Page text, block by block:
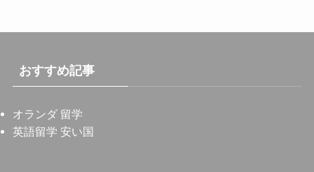
おすすめ記事
オランダ 留学
英語留学 安い国